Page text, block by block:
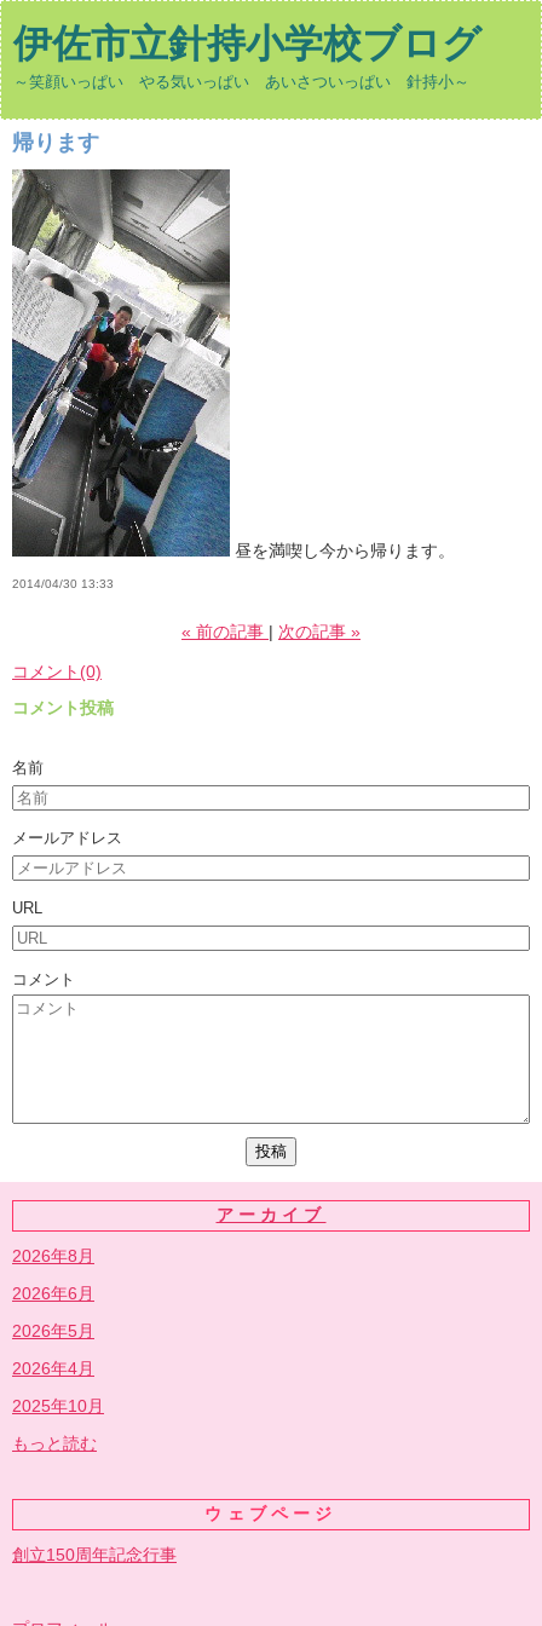
伊佐市立針持小学校ブログ
～笑顔いっぱい やる気いっぱい あいさついっぱい 針持小～
帰ります
昼を満喫し今から帰ります。
2014/04/30 13:33
« 前の記事 次の記事 »
コメント(0)
コメント投稿
名前
メールアドレス
URL
コメント
アーカイブ
2026年8月
2026年6月
2026年5月
2026年4月
2025年10月
もっと読む
ウェブページ
創立150周年記念行事